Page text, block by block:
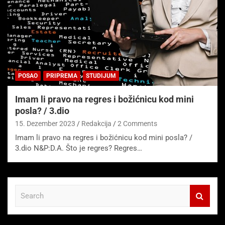
POSAO PRIPREMA STUDIJUM
Imam li pravo na regres i božićnicu kod mini
posla? / 3.dio
15. Dezember 2023 Redakcija 2 Comments
Imam li pravo na regres i božićnicu kod mini posla? /
3.dio N&P:D.A. Što je regres? Regres…